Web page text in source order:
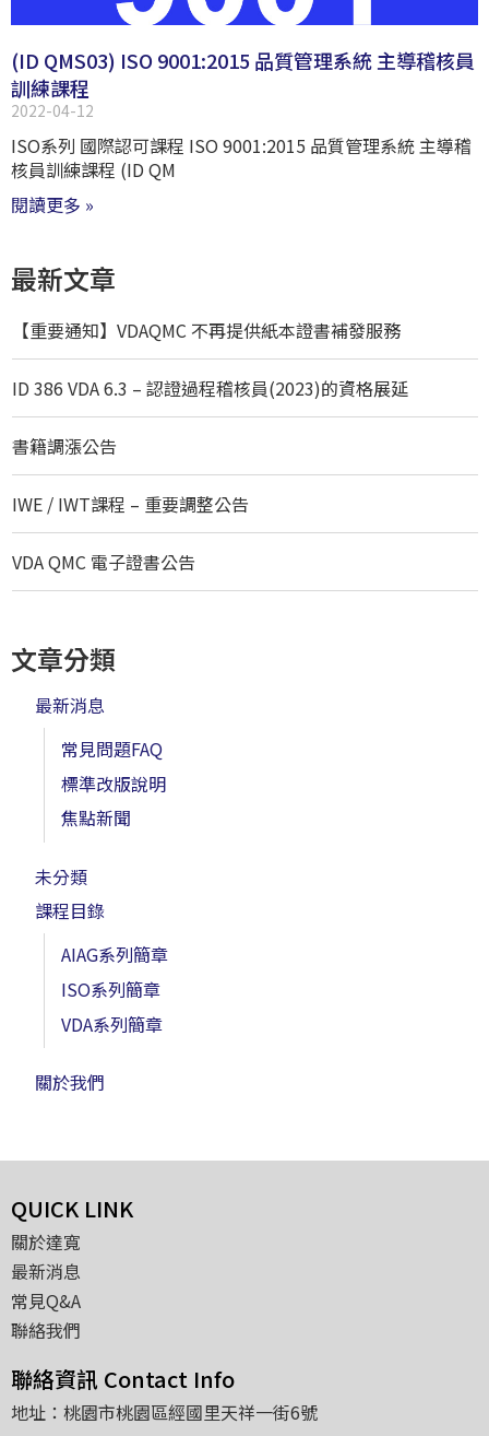
(ID QMS03) ISO 9001:2015 品質管理系統 主導稽核員
訓練課程
2022-04-12
ISO系列 國際認可課程 ISO 9001:2015 品質管理系統 主導稽
核員訓練課程 (ID QM
閱讀更多 »
最新文章
【重要通知】VDAQMC 不再提供紙本證書補發服務
ID 386 VDA 6.3 – 認證過程稽核員(2023)的資格展延
書籍調漲公告
IWE / IWT課程 – 重要調整公告
VDA QMC 電子證書公告
文章分類
最新消息
常見問題FAQ
標準改版說明
焦點新聞
未分類
課程目錄
AIAG系列簡章
ISO系列簡章
VDA系列簡章
關於我們
QUICK LINK
關於達寬
最新消息
常見Q&A
聯絡我們
聯絡資訊 Contact Info
地址：桃園市桃園區經國里天祥一街6號